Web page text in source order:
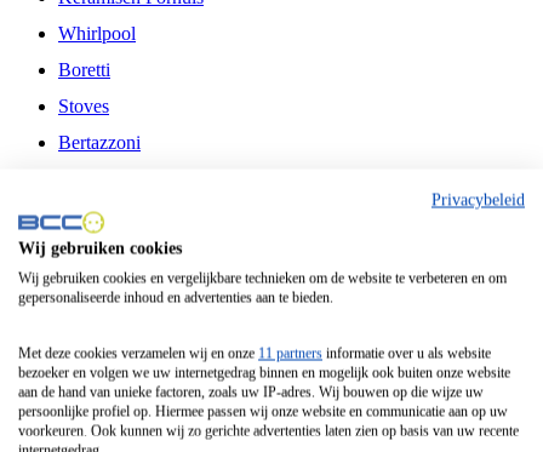
Whirlpool
Boretti
Stoves
Bertazzoni
Fitelli
Airfryer
Frituurpan
Contactgrill
Broodbakmachine
Broodrooster
Privacybeleid
Wij gebruiken cookies
Wij gebruiken cookies en vergelijkbare technieken om de website te verbeteren en om
gepersonaliseerde inhoud en advertenties aan te bieden.
Met deze cookies verzamelen wij en onze 11 partners informatie over u als website
bezoeker en volgen we uw internetgedrag binnen en mogelijk ook buiten onze website
aan de hand van unieke factoren, zoals uw IP-adres. Wij bouwen op die wijze uw
persoonlijke profiel op. Hiermee passen wij onze website en communicatie aan op uw
voorkeuren. Ook kunnen wij zo gerichte advertenties laten zien op basis van uw recente